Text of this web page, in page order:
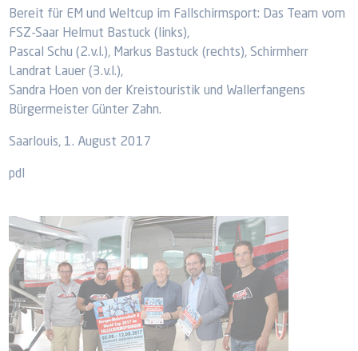
Bereit für EM und Weltcup im Fallschirmsport: Das Team vom
FSZ-Saar Helmut Bastuck (links),
Pascal Schu (2.v.l.), Markus Bastuck (rechts), Schirmherr
Landrat Lauer (3.v.l.),
Sandra Hoen von der Kreistouristik und Wallerfangens
Bürgermeister Günter Zahn.
Saarlouis, 1. August 2017
pdl